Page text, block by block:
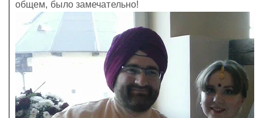
общем, было замечательно!